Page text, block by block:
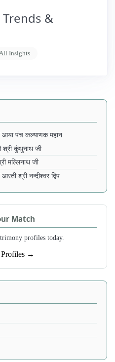
&
Insights
आया पंच कल्याणक महान
कुंथुनाथ जी
मल्लिनाथ जी
श्री नन्दीश्वर द्विप
Match
profiles today.
Profiles →